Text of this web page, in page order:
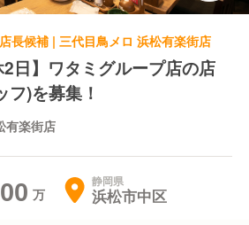
長候補 | 三代目鳥メロ 浜松有楽街店
2日】ワタミグループ店の店
)を募集！
有楽街店
静岡県
浜松市中区